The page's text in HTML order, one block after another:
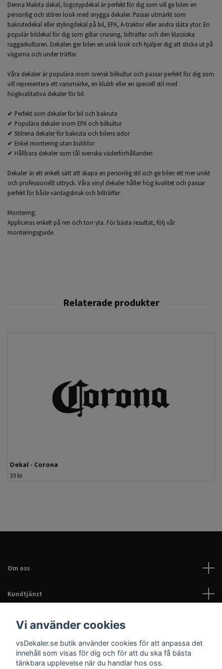
Denna Makita dekal, logotypdekal är perfekt för dig som vill ge bilen en
personlig och stilren look med snygga dekaler. Passar utmärkt som
bakrutedekal eller stylingdekal på bil, EPA, A-traktor eller andra släta ytor. En
populär bildekal för dig som gillar cruising, bilträffar och den klassiska
raggarkulturen. Dekalen ger bilen en unik look och hjälper dig att sticka ut på
vägarna och under träffar.
Våra dekaler är populära inom svensk bilkultur och passar perfekt för dig som
vill representera ett varumärke, en klubb eller en speciell stil med
högkvalitativa dekaler för bil.
✔ Perfekt som dekaler för bil och bakruta
✔ Populära dekaler inom EPA och bilkultur
✔ Stilrena dekaler för bakruta och bilens sidor
✔ Enkel montering utan bubblor
✔ Hållbara dekaler som tål svenska väderförhållanden
Dekaler är ett enkelt sätt att skapa en personlig stil och ge bilen ett mer unikt
och professionellt uttryck. Våra vinyl dekaler håller hög kvalitet och passar
perfekt för både vardagsbruk och bilträffar.
Montering:
Appliceras enkelt på ren och torr yta. För bästa resultat, följ vår
monteringsguide.
Dekal - Corona
39 kr
Om oss
Kundtjänst
Läs mer
Sociala medier
Vi använder cookies
vsDekaler.se butik använder cookies för att anpassa det
innehåll som visas för dig och för att du ska få bästa
tänkbara upplevelse när du handlar hos oss.